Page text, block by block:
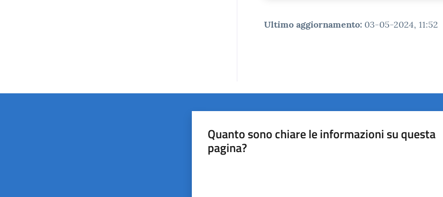
Ultimo aggiornamento: 03-05-2024, 11:52
Quanto sono chiare le informazioni su questa
pagina?